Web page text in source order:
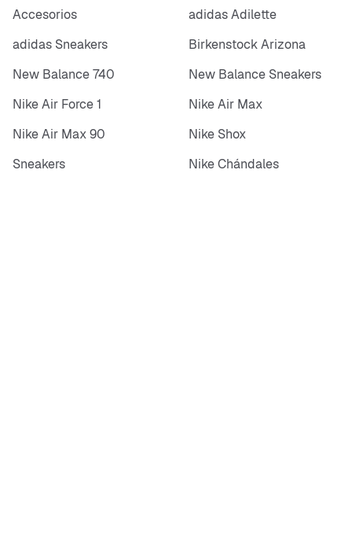
Accesorios
adidas Adilette
adidas Sneakers
Birkenstock Arizona
New Balance 740
New Balance Sneakers
Nike Air Force 1
Nike Air Max
Nike Air Max 90
Nike Shox
Sneakers
Nike Chándales